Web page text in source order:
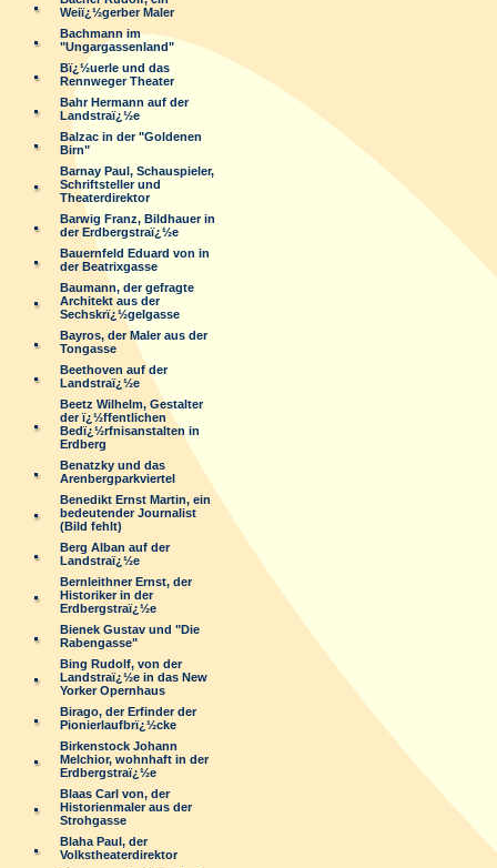
Weiï¿½gerber Maler
Bachmann im
"Ungargassenland"
Bï¿½uerle und das
Rennweger Theater
Bahr Hermann auf der
Landstraï¿½e
Balzac in der "Goldenen
Birn"
Barnay Paul, Schauspieler,
Schriftsteller und
Theaterdirektor
Barwig Franz, Bildhauer in
der Erdbergstraï¿½e
Bauernfeld Eduard von in
der Beatrixgasse
Baumann, der gefragte
Architekt aus der
Sechskrï¿½gelgasse
Bayros, der Maler aus der
Tongasse
Beethoven auf der
Landstraï¿½e
Beetz Wilhelm, Gestalter
der ï¿½ffentlichen
Bedï¿½rfnisanstalten in
Erdberg
Benatzky und das
Arenbergparkviertel
Benedikt Ernst Martin, ein
bedeutender Journalist
(Bild fehlt)
Berg Alban auf der
Landstraï¿½e
Bernleithner Ernst, der
Historiker in der
Erdbergstraï¿½e
Bienek Gustav und "Die
Rabengasse"
Bing Rudolf, von der
Landstraï¿½e in das New
Yorker Opernhaus
Birago, der Erfinder der
Pionierlaufbrï¿½cke
Birkenstock Johann
Melchior, wohnhaft in der
Erdbergstraï¿½e
Blaas Carl von, der
Historienmaler aus der
Strohgasse
Blaha Paul, der
Volkstheaterdirektor